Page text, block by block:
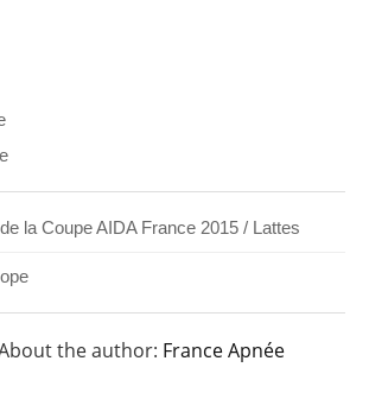
la Coupe AIDA France 2015 / Lattes
the author: France Apnée